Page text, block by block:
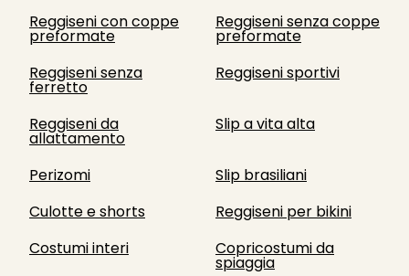
Reggiseni con coppe
preformate
Reggiseni senza coppe
preformate
Reggiseni senza
ferretto
Reggiseni sportivi
Reggiseni da
allattamento
Slip a vita alta
Perizomi
Slip brasiliani
Culotte e shorts
Reggiseni per bikini
Costumi interi
Copricostumi da
spiaggia